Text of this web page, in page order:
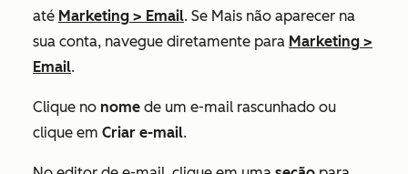
até Marketing > Email. Se Mais não aparecer na
sua conta, navegue diretamente para Marketing >
Email.
Clique no nome de um e-mail rascunhado ou
clique em Criar e-mail.